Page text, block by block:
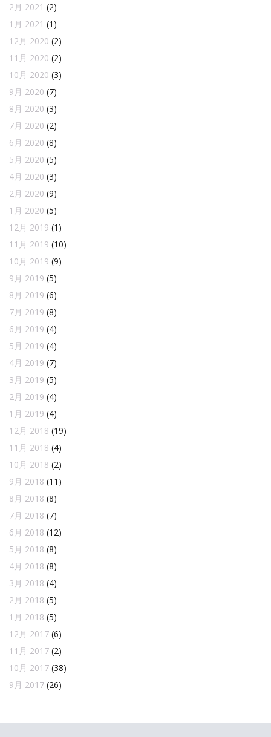
2月 2021 (2)
1月 2021 (1)
12月 2020 (2)
11月 2020 (2)
10月 2020 (3)
9月 2020 (7)
8月 2020 (3)
7月 2020 (2)
6月 2020 (8)
5月 2020 (5)
4月 2020 (3)
2月 2020 (9)
1月 2020 (5)
12月 2019 (1)
11月 2019 (10)
10月 2019 (9)
9月 2019 (5)
8月 2019 (6)
7月 2019 (8)
6月 2019 (4)
5月 2019 (4)
4月 2019 (7)
3月 2019 (5)
2月 2019 (4)
1月 2019 (4)
12月 2018 (19)
11月 2018 (4)
10月 2018 (2)
9月 2018 (11)
8月 2018 (8)
7月 2018 (7)
6月 2018 (12)
5月 2018 (8)
4月 2018 (8)
3月 2018 (4)
2月 2018 (5)
1月 2018 (5)
12月 2017 (6)
11月 2017 (2)
10月 2017 (38)
9月 2017 (26)